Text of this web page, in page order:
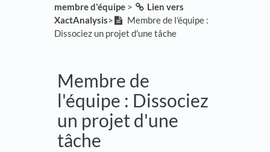
membre d'équipe​ > ​
​Lien vers
XactAnalysis​>​
Membre de l'équipe :
Dissociez un projet d'une tâche
Membre de
l'équipe : Dissociez
un projet d'une
tâche